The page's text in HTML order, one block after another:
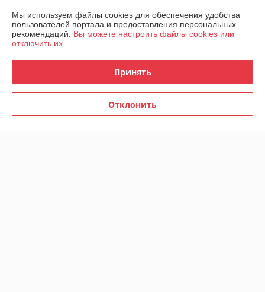
Плохо
Где и как, нет обратной связи Мне самому интересно - заказ был
принят или нет ?
Ждать товар или нет ? Просто какой-то  флешмоб!
Сделка подтверждена через корзину
Мы используем файлы cookies для обеспечения удобства
пользователей портала и предоставления персональных
рекомендаций. Вы можете настроить файлы cookies или
отключить их.
Принять
Отклонить